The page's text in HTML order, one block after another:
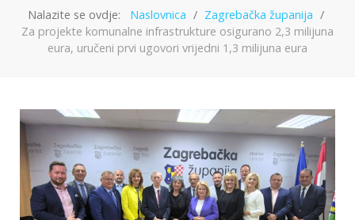
Nalazite se ovdje: Naslovnica
Zagrebačka županija
Za projekte komunalne infrastrukture osigurano 2,3 milijuna
eura, uručeni prvi ugovori vrijedni 1,3 milijuna eura